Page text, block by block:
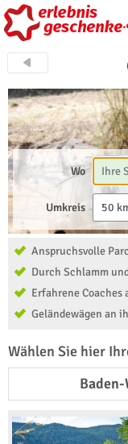
Wo
Umkreis 50
Anspruchsvolle
Durch Schlamm
Erfahrene Coaches
Geländewägen an
Wählen Sie hier